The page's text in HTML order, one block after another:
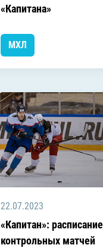
«Капитана»
МХЛ
22.07.2023
«Капитан»: расписание
контрольных матчей